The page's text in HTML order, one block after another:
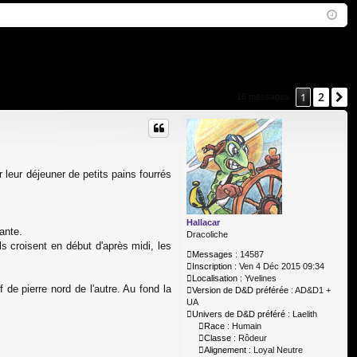
cri
1 2
Hallacar
Dracoliche
Messages : 14587
Inscription : Ven 4 Déc 2015 09:34
Localisation : Yvelines
Version de D&D préférée : AD&D1 +
UA
Univers de D&D préféré : Laelith
Race : Humain
Classe : Rôdeur
Alignement : Loyal Neutre
déjeuner de petits pains fourrés
croisent en début d'après midi, les
pierre nord de l'autre. Au fond la